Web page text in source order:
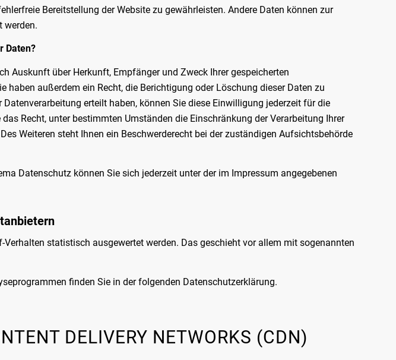
Bereitstellung der Website zu gewährleisten. Andere Daten können zur
werden.
Daten?
Auskunft über Herkunft, Empfänger und Zweck Ihrer gespeicherten
haben außerdem ein Recht, die Berichtigung oder Löschung dieser Daten zu
erteilt haben, können Sie diese Einwilligung jederzeit für die
Recht, unter bestimmten Umständen die Einschränkung der Verarbeitung Ihrer
Weiteren steht Ihnen ein Beschwerderecht bei der zuständigen Aufsichtsbehörde
Datenschutz können Sie sich jederzeit unter der im Impressum angegebenen
Verhalten statistisch ausgewertet werden. Das geschieht vor allem mit sogenannten
finden Sie in der folgenden Datenschutzerklärung.
DELIVERY NETWORKS (CDN)